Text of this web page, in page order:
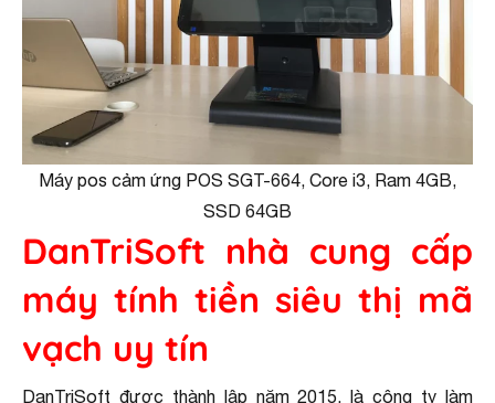
Máy pos cảm ứng POS SGT-664, Core i3, Ram 4GB,
SSD 64GB
DanTriSoft nhà cung cấp
máy tính tiền siêu thị mã
vạch uy tín
DanTriSoft được thành lập năm 2015, là công ty làm